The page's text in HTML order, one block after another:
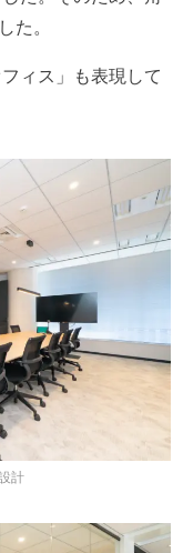
た。
ィス」も表現して
計